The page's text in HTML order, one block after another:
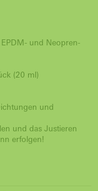
und Neopren-
(20 ml)
und
und das Justieren
erfolgen!